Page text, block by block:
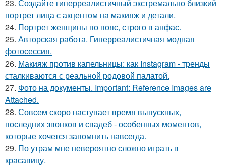
23. Создайте гиперреалистичный экстремально близкий
портрет лица с акцентом на макияж и детали.
24. Портрет женщины по пояс, строго в анфас.
25. Авторская работа. Гиперреалистичная модная
фотосессия.
26. Макияж против капельницы: как Instagram - тренды
сталкиваются с реальной родовой палатой.
27. Фото на документы. Important: Reference Images are
Attached.
28. Совсем скоро наступает время выпускных,
последних звонков и свадеб - особенных моментов,
которые хочется запомнить навсегда.
29. По утрам мне невероятно сложно играть в
красавицу.